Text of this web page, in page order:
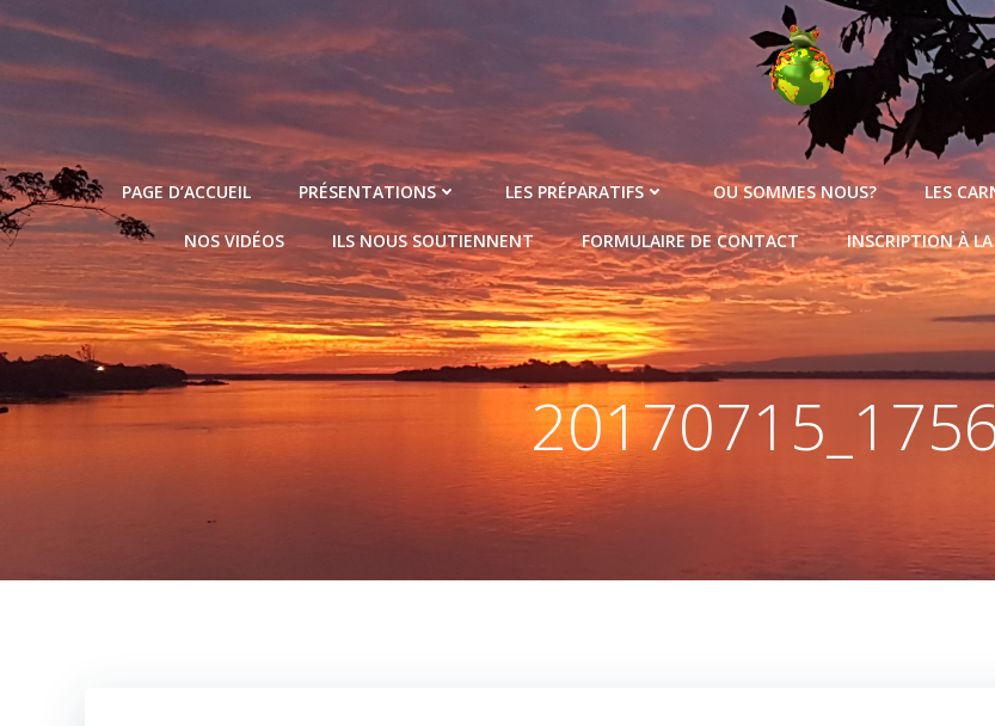
Aller
contenu
PAGE D’ACCUEIL PRÉSENTATIONS LES PRÉPARATIFS OU SOMMES NOUS? LES
NOS VIDÉOS ILS NOUS SOUTIENNENT FORMULAIRE DE CONTACT INSCRIPTION À